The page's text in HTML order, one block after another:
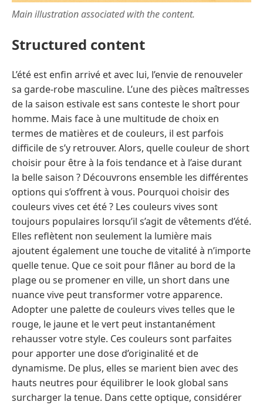
Main illustration associated with the content.
Structured content
L’été est enfin arrivé et avec lui, l’envie de renouveler
sa garde-robe masculine. L’une des pièces maîtresses
de la saison estivale est sans conteste le short pour
homme. Mais face à une multitude de choix en
termes de matières et de couleurs, il est parfois
difficile de s’y retrouver. Alors, quelle couleur de short
choisir pour être à la fois tendance et à l’aise durant
la belle saison ? Découvrons ensemble les différentes
options qui s’offrent à vous. Pourquoi choisir des
couleurs vives cet été ? Les couleurs vives sont
toujours populaires lorsqu’il s’agit de vêtements d’été.
Elles reflètent non seulement la lumière mais
ajoutent également une touche de vitalité à n’importe
quelle tenue. Que ce soit pour flâner au bord de la
plage ou se promener en ville, un short dans une
nuance vive peut transformer votre apparence.
Adopter une palette de couleurs vives telles que le
rouge, le jaune et le vert peut instantanément
rehausser votre style. Ces couleurs sont parfaites
pour apporter une dose d’originalité et de
dynamisme. De plus, elles se marient bien avec des
hauts neutres pour équilibrer le look global sans
surcharger la tenue. Dans cette optique, considérer